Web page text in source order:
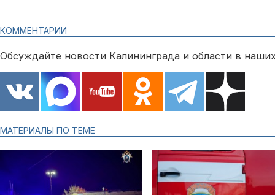
КОММЕНТАРИИ
Обсуждайте новости Калининграда и области в
МАТЕРИАЛЫ ПО ТЕМЕ